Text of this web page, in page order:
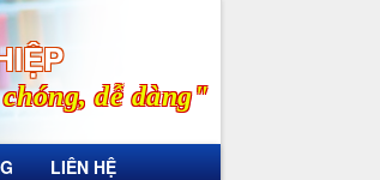
dễ dàng"
LIÊN HỆ